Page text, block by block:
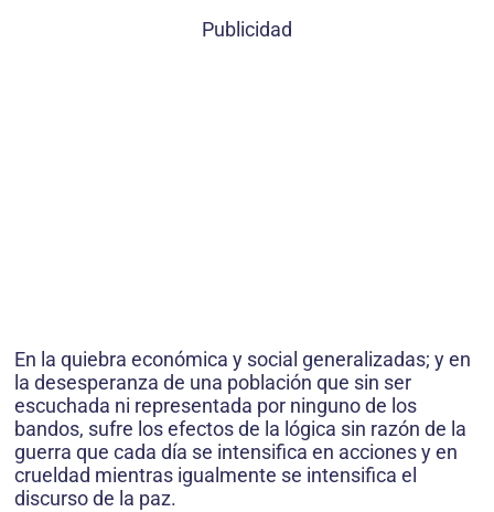
Publicidad
En la quiebra económica y social generalizadas; y en
la desesperanza de una población que sin ser
escuchada ni representada por ninguno de los
bandos, sufre los efectos de la lógica sin razón de la
guerra que cada día se intensifica en acciones y en
crueldad mientras igualmente se intensifica el
discurso de la paz.